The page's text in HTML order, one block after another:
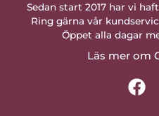
Sedan start 2017 har vi
Ring gärna vår
Öppet alla dagar
Läs mer om
F
a